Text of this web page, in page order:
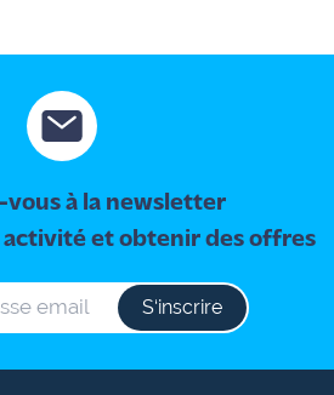
à la newsletter
et obtenir des offres
S‘inscrire